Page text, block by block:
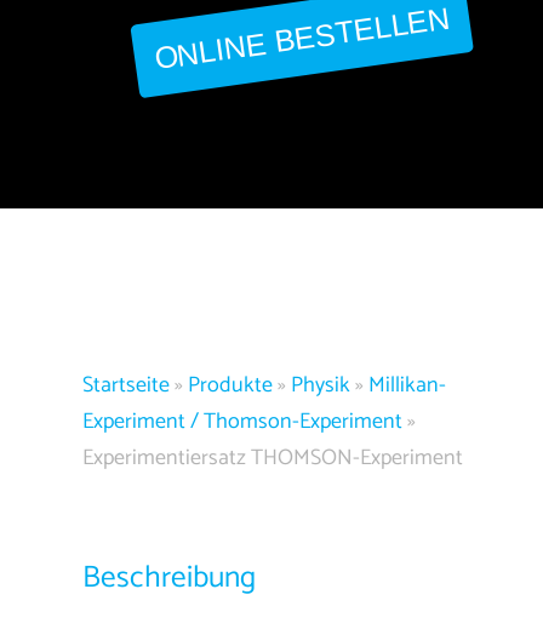
ONLINE BESTELLEN
Startseite» Produkte» Physik» Millikan-
Experiment / Thomson-Experiment»
Experimentiersatz THOMSON-Experiment
Beschreibung